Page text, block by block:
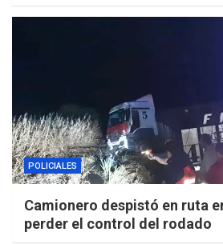
POLICIALES
Camionero despistó en ruta
perder el control del rodado